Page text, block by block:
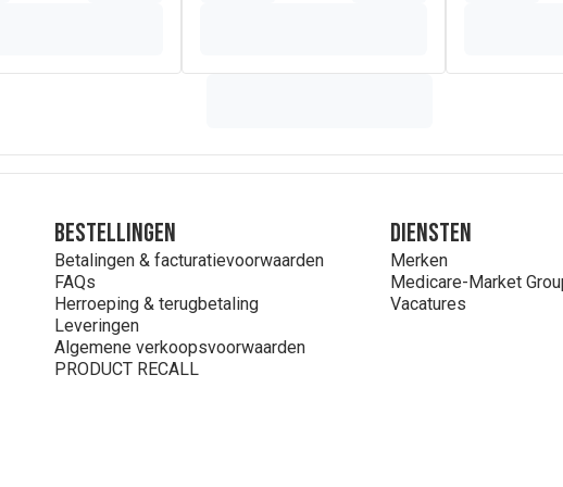
Bestellingen
Betalingen & facturatievoorwaarden
FAQs
Herroeping & terugbetaling
Leveringen
Algemene verkoopsvoorwaarden
PRODUCT RECALL
Diensten
Merken
Medicare-Market
Vacatures